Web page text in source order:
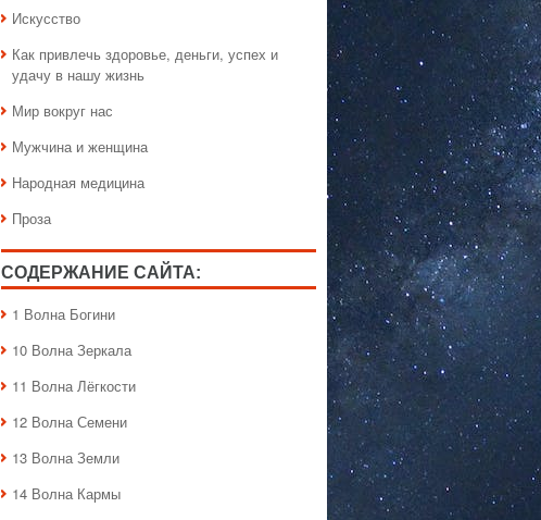
Искусство
Как привлечь здоровье, деньги, успех и
удачу в нашу жизнь
Мир вокруг нас
Мужчина и женщина
Народная медицина
Проза
СОДЕРЖАНИЕ САЙТА:
1 Волна Богини
10 Волна Зеркала
11 Волна Лёгкости
12 Волна Семени
13 Волна Земли
14 Волна Кармы